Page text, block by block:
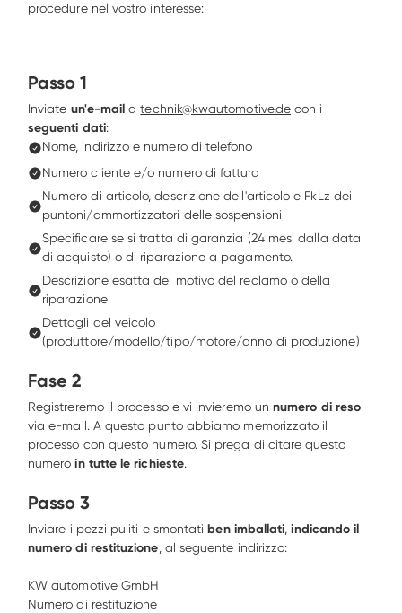
procedure nel vostro interesse:
Passo 1
Inviate un'e-mail a technik@kwautomotive.de
seguenti dati:
Nome, indirizzo e numero di telefono
Numero cliente e/o numero di fattura
Numero di articolo, descrizione dell'articolo e FkLz dei
puntoni/ammortizzatori delle sospensioni
Specificare se si tratta di garanzia (24 mesi dalla data
di acquisto) o di riparazione a pagamento.
Descrizione esatta del motivo del reclamo o della
riparazione
Dettagli del veicolo
(produttore/modello/tipo/motore/anno di produzione)
Fase 2
Registreremo il processo e vi invieremo un numero di reso
via e-mail. A questo punto abbiamo memorizzato il
processo con questo numero. Si prega di citare questo
numero in tutte le richieste.
Passo 3
Inviare i pezzi puliti e smontati ben imballati, indicando il
numero di restituzione, al seguente indirizzo:
KW automotive GmbH
Numero di restituzione